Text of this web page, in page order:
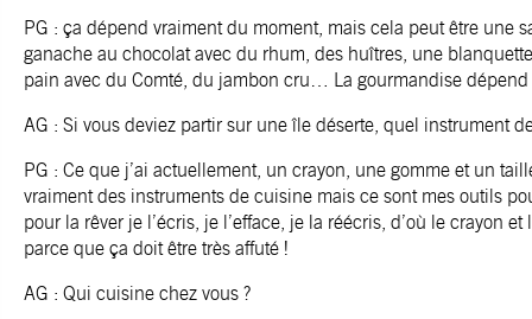
PG : ça dépend vraiment du moment, mais cela peut être une
ganache au chocolat avec du rhum, des huîtres, une
pain avec du Comté, du jambon cru… La gourmandise
AG : Si vous deviez partir sur une île déserte, quel instrument
PG : Ce que j’ai actuellement, un crayon, une gomme et un
vraiment des instruments de cuisine mais ce sont mes outils
pour la rêver je l’écris, je l’efface, je la réécris, d’où le crayon
parce que ça doit être très affuté !
AG : Qui cuisine chez vous ?